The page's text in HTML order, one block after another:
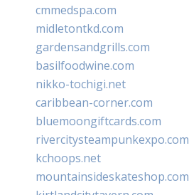
cmmedspa.com
midletontkd.com
gardensandgrills.com
basilfoodwine.com
nikko-tochigi.net
caribbean-corner.com
bluemoongiftcards.com
rivercitysteampunkexpo.com
kchoops.net
mountainsideskateshop.com